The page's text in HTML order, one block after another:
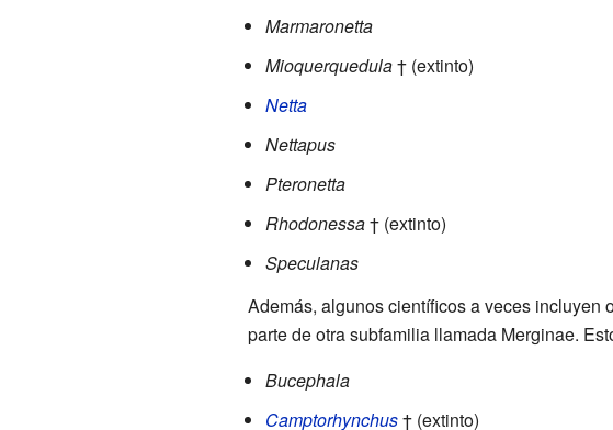
Marmaronetta
Mioquerquedula† (extinto)
Netta
Nettapus
Pteronetta
Rhodonessa† (extinto)
Speculanas
Además, algunos científicos a veces incluyen
parte de otra subfamilia llamada Merginae.
Bucephala
Camptorhynchus† (extinto)